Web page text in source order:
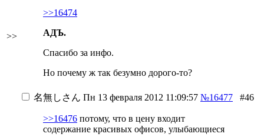
>>
>>16474
АДЪ.
Спасибо за инфо.
Но почему ж так безумно дорого-то?
名無しさん Пн 13 февраля 2012 11:09:57 №16477 #46
>>16476 потому, что в цену входит
содержание красивых офисов, улыбающиеся